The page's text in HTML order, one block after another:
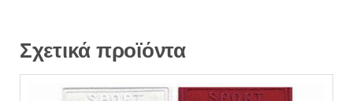
Σχετικά προϊόντα